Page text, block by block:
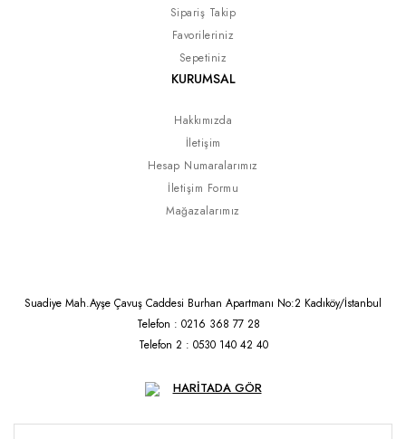
Sipariş Takip
Favorileriniz
Sepetiniz
KURUMSAL
Hakkımızda
İletişim
Hesap Numaralarımız
İletişim Formu
Mağazalarımız
Suadiye Mah.Ayşe Çavuş Caddesi Burhan Apartmanı No:2 Kadıköy/İstanbul
Telefon : 0216 368 77 28
Telefon 2 : 0530 140 42 40
HARİTADA GÖR